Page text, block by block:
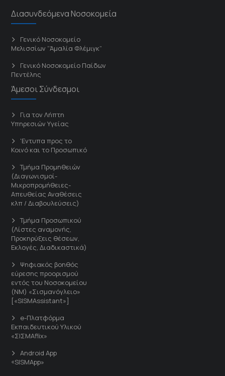
Διασυνδεόμενα Νοσοκομεία
Γενικό Νοσοκομείο
Μελισσίων “Άμαλία Φλέμιγκ”
Γενικό Νοσοκομείο Παίδων
Πεντέλης
Άμεσοι Σύνδεσμοι
Για τον Λήπτη
Υπηρεσιών Υγείας
'Εντυπα προς το
Κοινό και το Προσωπικό
Τμήμα Προμηθειών
(Διαγωνισμοί-
Μικροπρομήθειες-
Απευθείας Αναθέσεις
κλπ / Διαβουλεύσεις)
Τμήμα Προσωπικού
(Λίστες αναμονής,
Προκηρύξεις θέσεων,
Εκλογές, Διαδικαστικά)
Ψηφιακός βοηθός
εύρεσης προορισμού
εντός του Νοσοκομείου
(ΝΜ) «Σισμανόγλειο»
[«SISMAssistant»]
e-Πλατφόρμα
Εκπαιδευτικού Υλικού
«ΣΙΣΜΑflix»
Android App
«SISMApp»